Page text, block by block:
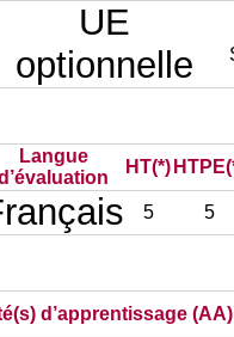
UE
optionnelle
Langue
HT(*)
5 5
d’apprentissage (AA)